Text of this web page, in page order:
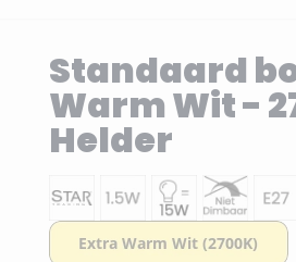
Standaard
Warm Wit -
Helder